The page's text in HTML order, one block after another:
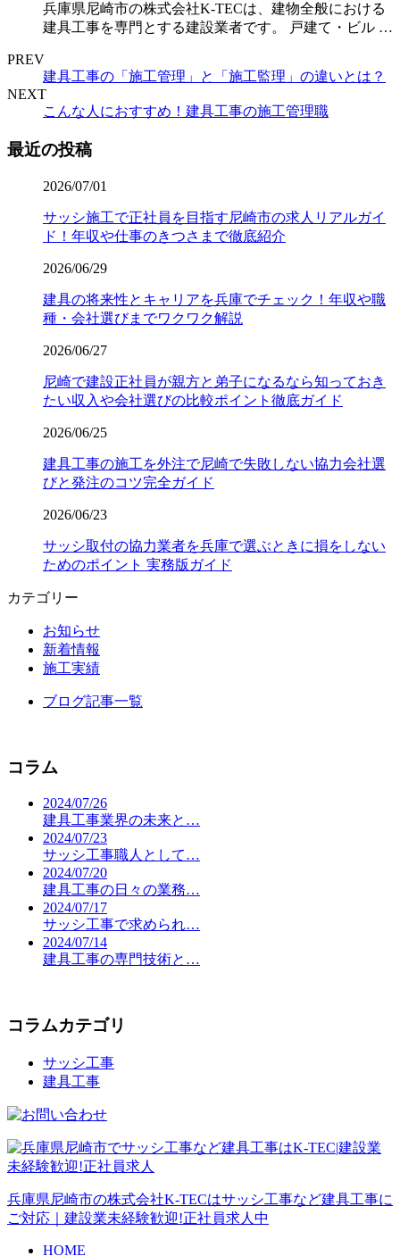
兵庫県尼崎市の株式会社K-TECは、建物全般における
建具工事を専門とする建設業者です。 戸建て・ビル …
PREV
建具工事の「施工管理」と「施工監理」の違いとは？
NEXT
こんな人におすすめ！建具工事の施工管理職
最近の投稿
2026/07/01
サッシ施工で正社員を目指す尼崎市の求人リアルガイ
ド！年収や仕事のきつさまで徹底紹介
2026/06/29
建具の将来性とキャリアを兵庫でチェック！年収や職
種・会社選びまでワクワク解説
2026/06/27
尼崎で建設正社員が親方と弟子になるなら知っておき
たい収入や会社選びの比較ポイント徹底ガイド
2026/06/25
建具工事の施工を外注で尼崎で失敗しない協力会社選
びと発注のコツ完全ガイド
2026/06/23
サッシ取付の協力業者を兵庫で選ぶときに損をしない
ためのポイント 実務版ガイド
カテゴリー
お知らせ
新着情報
施工実績
ブログ記事一覧
コラム
2024/07/26
建具工事業界の未来と…
2024/07/23
サッシ工事職人として…
2024/07/20
建具工事の日々の業務…
2024/07/17
サッシ工事で求められ…
2024/07/14
建具工事の専門技術と…
コラムカテゴリ
サッシ工事
建具工事
兵庫県尼崎市の株式会社K-TECはサッシ工事など建具工事に
ご対応｜建設業未経験歓迎!正社員求人中
HOME